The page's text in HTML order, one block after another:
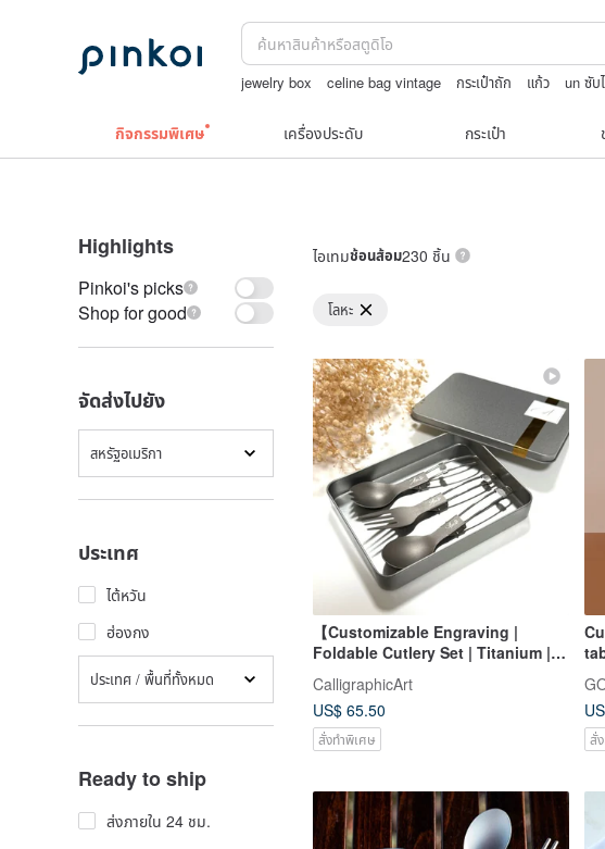
jewelry box celine bag vintage กระเป๋าถัก แก้ว un ซับ
กิจกรรมพิเศษ เครื่องประดับ กระเป๋า
Highlights
Pinkoi's picks
Shop for good
จัดส่งไปยัง
สหรัฐอเมริกา
ประเทศ
ไต้หวัน
ฮ่องกง
ประเทศ / พื้นที่ทั้งหมด
Ready to ship
ส่งภายใน 24 ชม.
ไอเทมช้อนส้อม230 ชิ้น
โลหะ
【Customizable Engraving |
Foldable Cutlery Set | Titanium |
Eco-Friendly Utensils
CalligraphicArt
US$ 65.50
สั่งทำพิเศษ สั่